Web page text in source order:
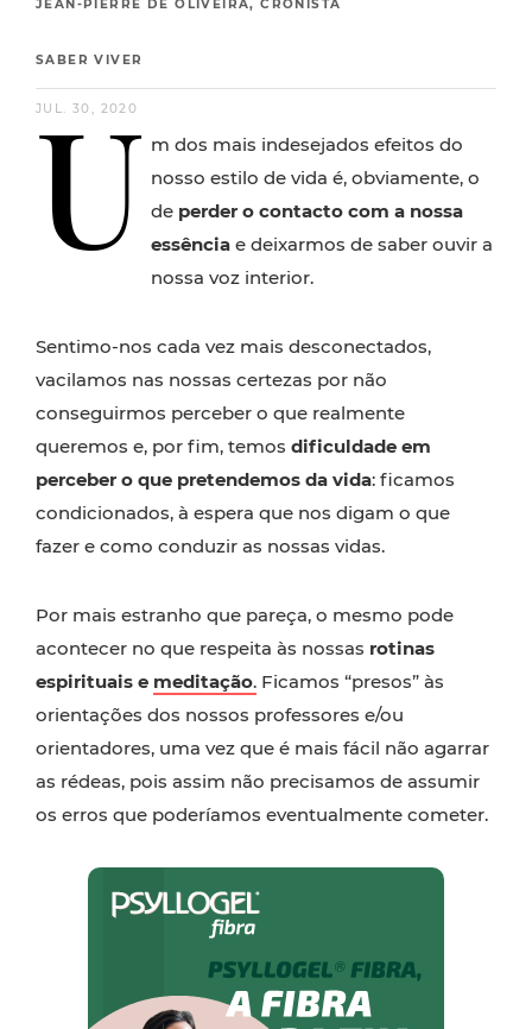
JEAN-PIERRE DE OLIVEIRA, CRONISTA
SABER VIVER
JUL. 30, 2020
U m dos mais indesejados efeitos do
nosso estilo de vida é, obviamente, o
de perder o contacto com a nossa
essência e deixarmos de saber ouvir a
nossa voz interior.
Sentimo-nos cada vez mais desconectados,
vacilamos nas nossas certezas por não
conseguirmos perceber o que realmente
queremos e, por fim, temos dificuldade em
perceber o que pretendemos da vida: ficamos
condicionados, à espera que nos digam o que
fazer e como conduzir as nossas vidas.
Por mais estranho que pareça, o mesmo pode
acontecer no que respeita às nossas rotinas
espirituais e meditação. Ficamos “presos” às
orientações dos nossos professores e/ou
orientadores, uma vez que é mais fácil não agarrar
as rédeas, pois assim não precisamos de assumir
os erros que poderíamos eventualmente cometer.